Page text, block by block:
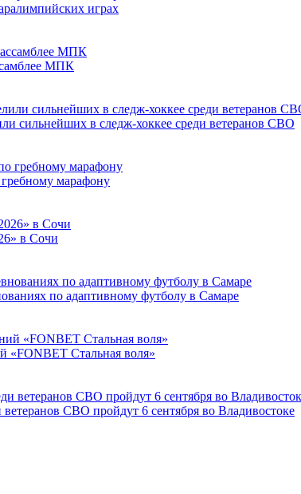
играх
МПК
сильнейших в следж-хоккее среди ветеранов СВО
марафону
в Сочи
по адаптивному футболу в Самаре
«FONBET Стальная воля»
СВО пройдут 6 сентября во Владивостоке